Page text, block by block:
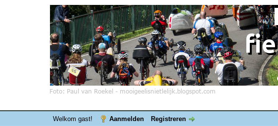
Welkom gast! Aanmelden Registreren